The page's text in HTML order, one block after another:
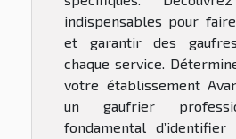
indispensables pour
et garantir des
chaque service.
votre établissement
un gaufrier
fondamental